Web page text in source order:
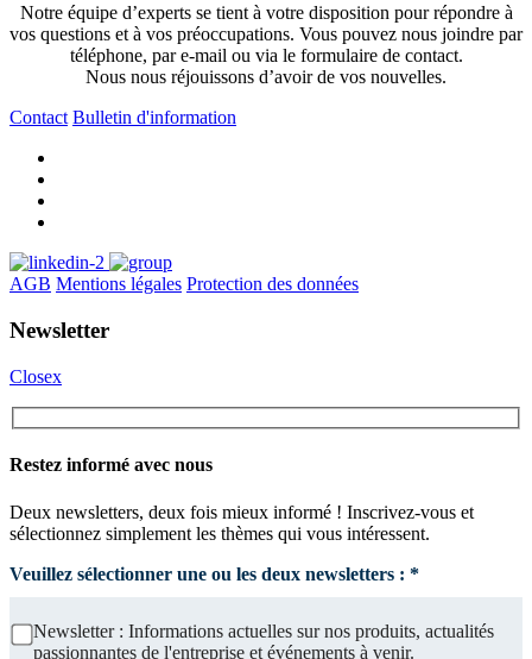
Notre équipe d’experts se tient à votre disposition pour répondre à
vos questions et à vos préoccupations. Vous pouvez nous joindre par
téléphone, par e-mail ou via le formulaire de contact.
Nous nous réjouissons d’avoir de vos nouvelles.
Contact Bulletin d'information
AGB Mentions légales Protection des données
Newsletter
Closex
Restez informé avec nous
Deux newsletters, deux fois mieux informé ! Inscrivez-vous et
sélectionnez simplement les thèmes qui vous intéressent.
Veuillez sélectionner une ou les deux newsletters : *
Newsletter : Informations actuelles sur nos produits, actualités
passionnantes de l'entreprise et événements à venir.